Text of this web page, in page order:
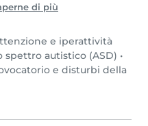
di più
e iperattività
spettro autistico (ASD) •
e disturbi della